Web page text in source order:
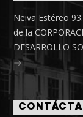
Neiva Estéreo
de la
DESARROLLO